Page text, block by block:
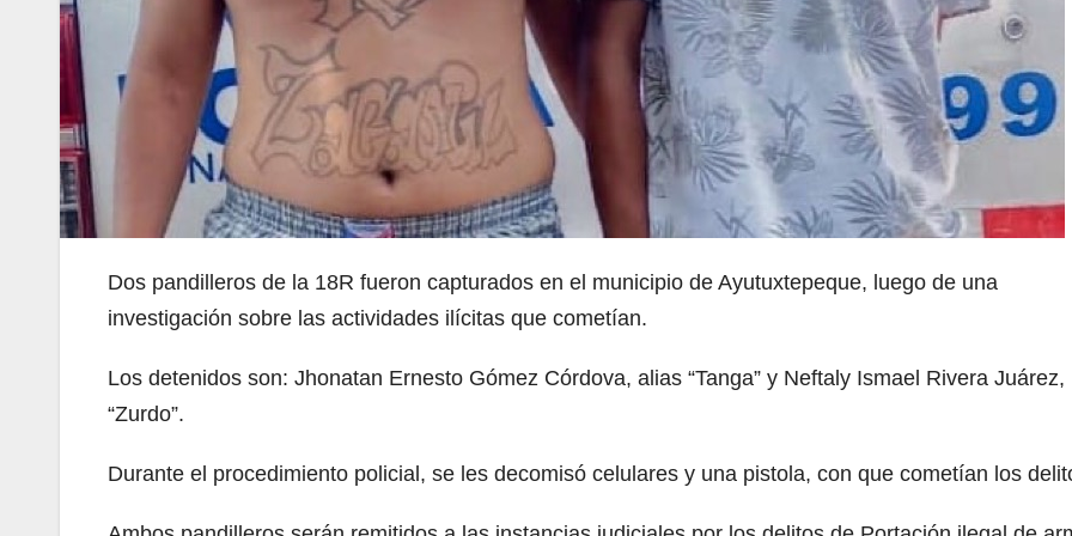
Dos pandilleros de la 18R fueron capturados en el municipio de Ayutuxtepeque, luego de una
investigación sobre las actividades ilícitas que cometían.
Los detenidos son: Jhonatan Ernesto Gómez Córdova, alias “Tanga” y Neftaly Ismael Rivera Juárez,
“Zurdo”.
Durante el procedimiento policial, se les decomisó celulares y una pistola, con que cometían los